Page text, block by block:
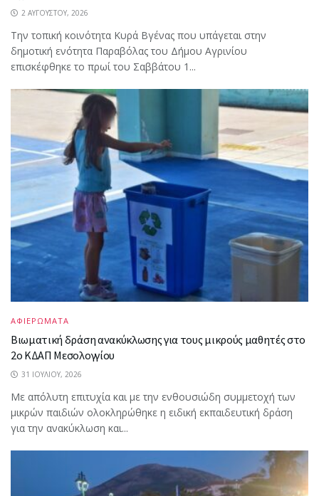
2 ΑΥΓΟΎΣΤΟΥ, 2026
Την τοπική κοινότητα Κυρά Βγένας που υπάγεται στην
δημοτική ενότητα Παραβόλας του Δήμου Αγρινίου
επισκέφθηκε το πρωί του Σαββάτου 1...
ΑΦΙΕΡΩΜΑΤΑ
Βιωματική δράση ανακύκλωσης για τους μικρούς μαθητές στο
2ο ΚΔΑΠ Μεσολογγίου
31 ΙΟΥΛΊΟΥ, 2026
Με απόλυτη επιτυχία και με την ενθουσιώδη συμμετοχή των
μικρών παιδιών ολοκληρώθηκε η ειδική εκπαιδευτική δράση
για την ανακύκλωση και...